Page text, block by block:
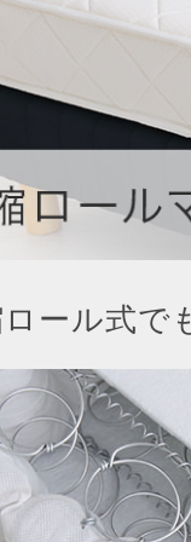
ール式で